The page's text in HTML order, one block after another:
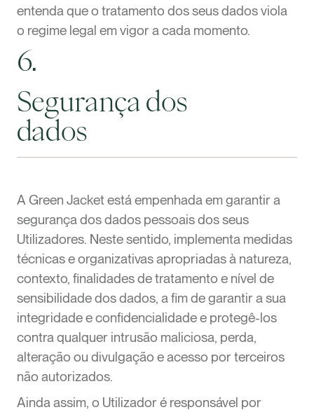
entenda que o tratamento dos seus dados viola
o regime legal em vigor a cada momento.
6.
Segurança dos
dados
A Green Jacket está empenhada em garantir a
segurança dos dados pessoais dos seus
Utilizadores. Neste sentido, implementa medidas
técnicas e organizativas apropriadas à natureza,
contexto, finalidades de tratamento e nível de
sensibilidade dos dados, a fim de garantir a sua
integridade e confidencialidade e protegê-los
contra qualquer intrusão maliciosa, perda,
alteração ou divulgação e acesso por terceiros
não autorizados.
Ainda assim, o Utilizador é responsável por